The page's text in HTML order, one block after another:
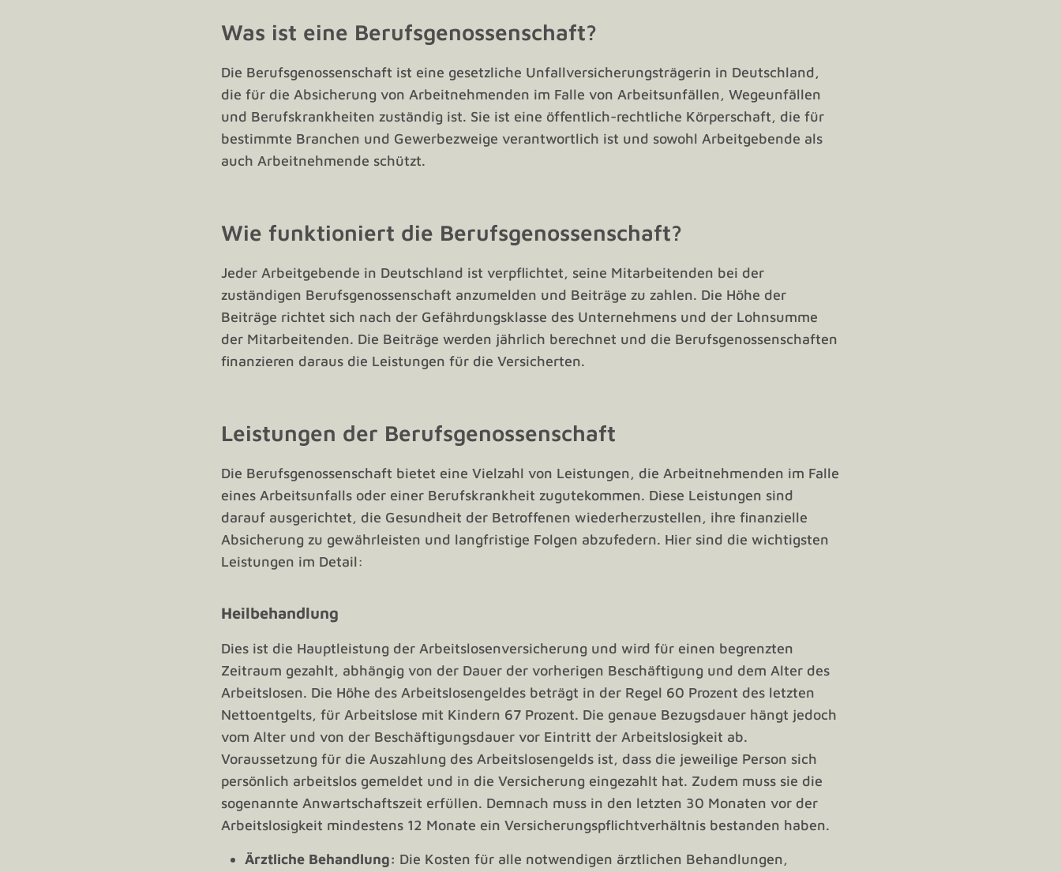
Was ist eine Berufsgenossenschaft?
Die Berufsgenossenschaft ist eine gesetzliche Unfallversicherungsträgerin in Deutschland,
die für die Absicherung von Arbeitnehmenden im Falle von Arbeitsunfällen, Wegeunfällen
und Berufskrankheiten zuständig ist. Sie ist eine öffentlich-rechtliche Körperschaft, die für
bestimmte Branchen und Gewerbezweige verantwortlich ist und sowohl Arbeitgebende als
auch Arbeitnehmende schützt.
Wie funktioniert die Berufsgenossenschaft?
Jeder Arbeitgebende in Deutschland ist verpflichtet, seine Mitarbeitenden bei der
zuständigen Berufsgenossenschaft anzumelden und Beiträge zu zahlen. Die Höhe der
Beiträge richtet sich nach der Gefährdungsklasse des Unternehmens und der Lohnsumme
der Mitarbeitenden. Die Beiträge werden jährlich berechnet und die Berufsgenossenschaften
finanzieren daraus die Leistungen für die Versicherten.
Leistungen der Berufsgenossenschaft
Die Berufsgenossenschaft bietet eine Vielzahl von Leistungen, die Arbeitnehmenden im Falle
eines Arbeitsunfalls oder einer Berufskrankheit zugutekommen. Diese Leistungen sind
darauf ausgerichtet, die Gesundheit der Betroffenen wiederherzustellen, ihre finanzielle
Absicherung zu gewährleisten und langfristige Folgen abzufedern. Hier sind die wichtigsten
Leistungen im Detail:
Heilbehandlung
Dies ist die Hauptleistung der Arbeitslosenversicherung und wird für einen begrenzten
Zeitraum gezahlt, abhängig von der Dauer der vorherigen Beschäftigung und dem Alter des
Arbeitslosen. Die Höhe des Arbeitslosengeldes beträgt in der Regel 60 Prozent des letzten
Nettoentgelts, für Arbeitslose mit Kindern 67 Prozent. Die genaue Bezugsdauer hängt jedoch
vom Alter und von der Beschäftigungsdauer vor Eintritt der Arbeitslosigkeit ab.
Voraussetzung für die Auszahlung des Arbeitslosengelds ist, dass die jeweilige Person sich
persönlich arbeitslos gemeldet und in die Versicherung eingezahlt hat. Zudem muss sie die
sogenannte Anwartschaftszeit erfüllen. Demnach muss in den letzten 30 Monaten vor der
Arbeitslosigkeit mindestens 12 Monate ein Versicherungspflichtverhältnis bestanden haben.
Ärztliche Behandlung: Die Kosten für alle notwendigen ärztlichen Behandlungen,